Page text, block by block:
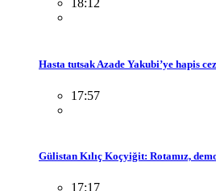
18:12
Hasta tutsak Azade Yakubi’ye hapis
17:57
Gülistan Kılıç Koçyiğit: Rotamız,
17:17